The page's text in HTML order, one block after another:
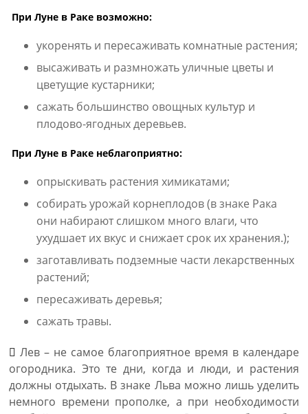
При Луне в Раке возможно:
укоренять и пересаживать комнатные растения;
высаживать и размножать уличные цветы и
цветущие кустарники;
сажать большинство овощных культур и
плодово-ягодных деревьев.
При Луне в Раке неблагоприятно:
опрыскивать растения химикатами;
собирать урожай корнеплодов (в знаке Рака
они набирают слишком много влаги, что
ухудшает их вкус и снижает срок их хранения.);
заготавливать подземные части лекарственных
растений;
пересаживать деревья;
сажать травы.
Лев – не самое благоприятное время в календаре
огородника. Это те дни, когда и люди, и растения
должны отдыхать. В знаке Льва можно лишь уделить
немного времени прополке, а при необходимости